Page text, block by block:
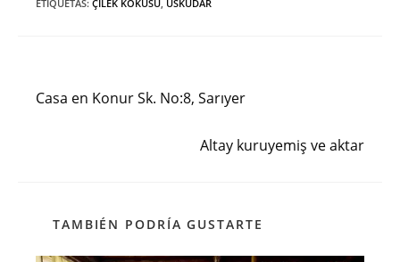
ETIQUETAS: ÇILEK KOKUSU, ÜSKÜDAR
artículos
Casa en Konur Sk. No:8, Sarıyer
Altay kuruyemiş ve aktar
TAMBIÉN PODRÍA GUSTARTE